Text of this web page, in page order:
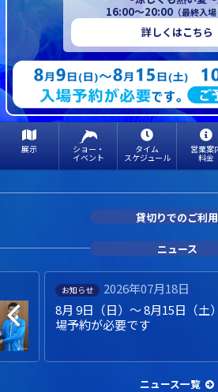
16:00～20:00（最終入場
詳しくはこちら
展示 ショー・
イベント
タイム
スケジュール
営業案
料金
貸切りでのご利用
ニュース
お知らせ
2026年07月18日
8月 9日（日）～ 8月15日（土
場予約が必要です
ニュース一覧